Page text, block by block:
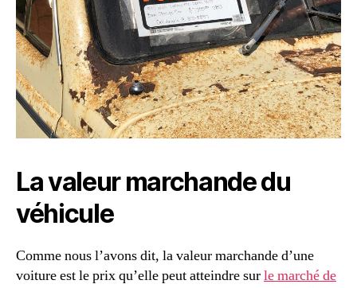
La valeur marchande du
véhicule
Comme nous l’avons dit, la valeur marchande d’une
voiture est le prix qu’elle peut atteindre surle marché de